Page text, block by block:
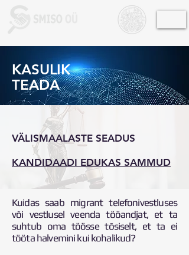
KASULIK
TEADA
VÄLISMAALASTE SEADUS
KANDIDAADI EDUKAS SAMMUD
Kuidas saab migrant telefonivestluses
või vestlusel veenda tööandjat, et ta
suhtub oma töösse tõsiselt, et ta ei
tööta halvemini kui kohalikud?